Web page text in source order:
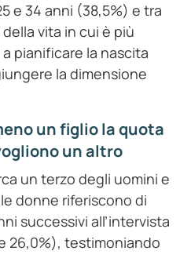
e 34 anni (38,5%) e tra
vita in cui è più
pianificare la nascita
la dimensione
un figlio la quota
un altro
un terzo degli uomini e
donne riferiscono di
successivi all’intervista
26,0%), testimoniando